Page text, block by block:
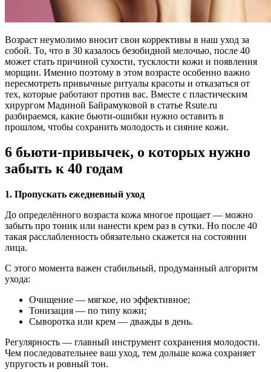
Возраст неумолимо вносит свои коррективы в наш уход за
собой. То, что в 30 казалось безобидной мелочью, после 40
может стать причиной сухости, тусклости кожи и появления
морщин. Именно поэтому в этом возрасте особенно важно
пересмотреть привычные ритуалы красоты и отказаться от
тех, которые работают против вас. Вместе с пластическим
хирургом Мадиной Байрамуковой в статье Rsute.ru
разбираемся, какие бьюти-ошибки нужно оставить в
прошлом, чтобы сохранить молодость и сияние кожи.
6 бьюти-привычек, о которых нужно
забыть к 40 годам
1. Пропускать ежедневный уход
До определённого возраста кожа многое прощает — можно
забыть про тоник или нанести крем раз в сутки. Но после 40
такая расслабленность обязательно скажется на состоянии
лица.
С этого момента важен стабильный, продуманный алгоритм
ухода:
Очищение — мягкое, но эффективное;
Тонизация — по типу кожи;
Сыворотка или крем — дважды в день.
Регулярность — главный инструмент сохранения молодости.
Чем последовательнее ваш уход, тем дольше кожа сохраняет
упругость и ровный тон.